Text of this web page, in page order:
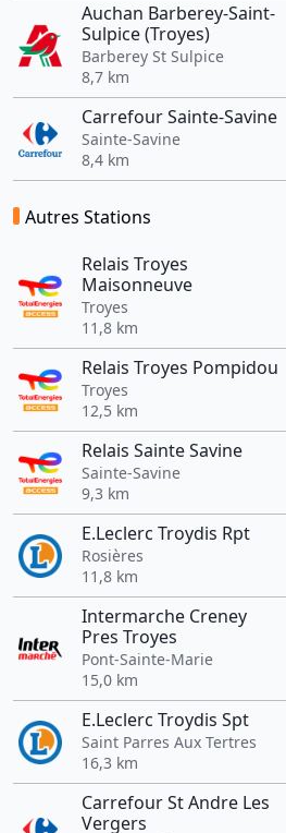
Auchan Barberey-Saint-
Sulpice (Troyes)
Barberey St Sulpice
8,7 km
Carrefour Sainte-Savine
Sainte-Savine
8,4 km
Autres Stations
Relais Troyes
Maisonneuve
Troyes
11,8 km
Relais Troyes Pompidou
Troyes
12,5 km
Relais Sainte Savine
Sainte-Savine
9,3 km
E.Leclerc Troydis Rpt
Rosières
11,8 km
Intermarche Creney
Pres Troyes
Pont-Sainte-Marie
15,0 km
E.Leclerc Troydis Spt
Saint Parres Aux Tertres
16,3 km
Carrefour St Andre Les
Vergers